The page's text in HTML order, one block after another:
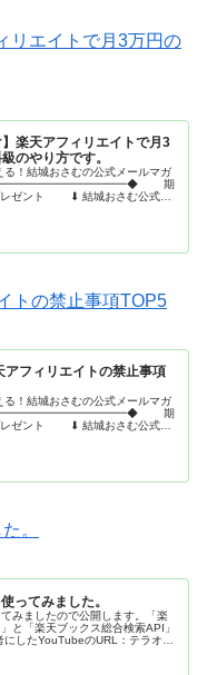
リエイトで月3万円の
】楽天アフィリエイトで月3
のやり方です。
！結城おさむの公式メールマガ
期
レゼント ⬇︎ 結城おさむ公式メ
トの禁止事項TOP5
アフィリエイトの禁止事項
！結城おさむの公式メールマガ
期
レゼント ⬇︎ 結城おさむ公式メ
。
ってみました。
みましたので公開します。「楽
と「楽天ブックス総合検索API」
したYouTubeのURL：テラオカ